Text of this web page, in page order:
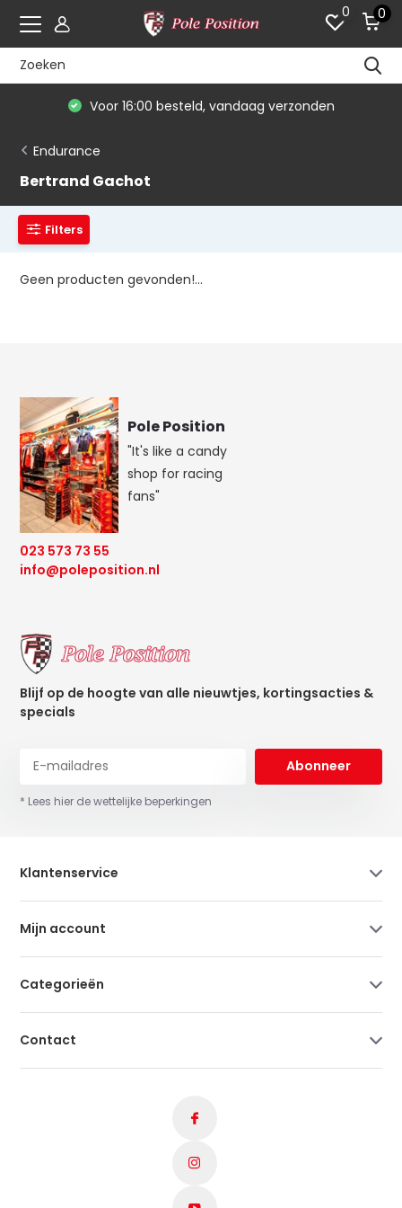
0 0
Voor 16:00 besteld, vandaag verzonden
Endurance
Bertrand Gachot
Filters
Geen producten gevonden!...
Pole Position
"It's like a candy
shop for racing
fans"
023 573 73 55
info@poleposition.nl
Blijf op de hoogte van alle nieuwtjes, kortingsacties &
specials
Abonneer
* Lees hier de wettelijke beperkingen
Klantenservice
Mijn account
Categorieën
Contact